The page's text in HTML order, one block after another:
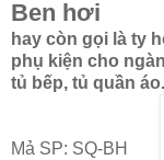
Ben hơi
hay còn gọi là ty
phụ kiện cho
tủ bếp, tủ quần
Mả SP: SQ-BH